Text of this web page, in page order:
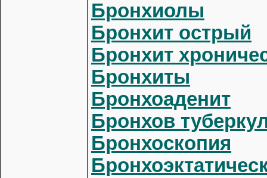
Бронхиолы
Бронхит острый
Бронхит
Бронхиты
Бронхоаденит
Бронхов
Бронхоскопия